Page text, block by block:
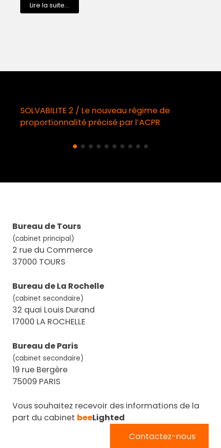
Lire la suite...
/ Le nouveau régime de
précisé par l’ACPR
Démarchage
obligatoire à
Bureau de Tours
(cabinet principal)
2 rue du Commerce
37000 TOURS
Bureau de La Rochelle
(cabinet secondaire)
32 quai Louis Durand
17000 LA ROCHELLE
Bureau de Paris
(cabinet secondaire)
19 rue Bergère
75009 PARIS
Vous souhaitez recevoir des informations de la
part du cabinet beeLighted
Contactez-nous